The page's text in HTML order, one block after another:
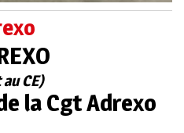
CE)
la Cgt Adrexo